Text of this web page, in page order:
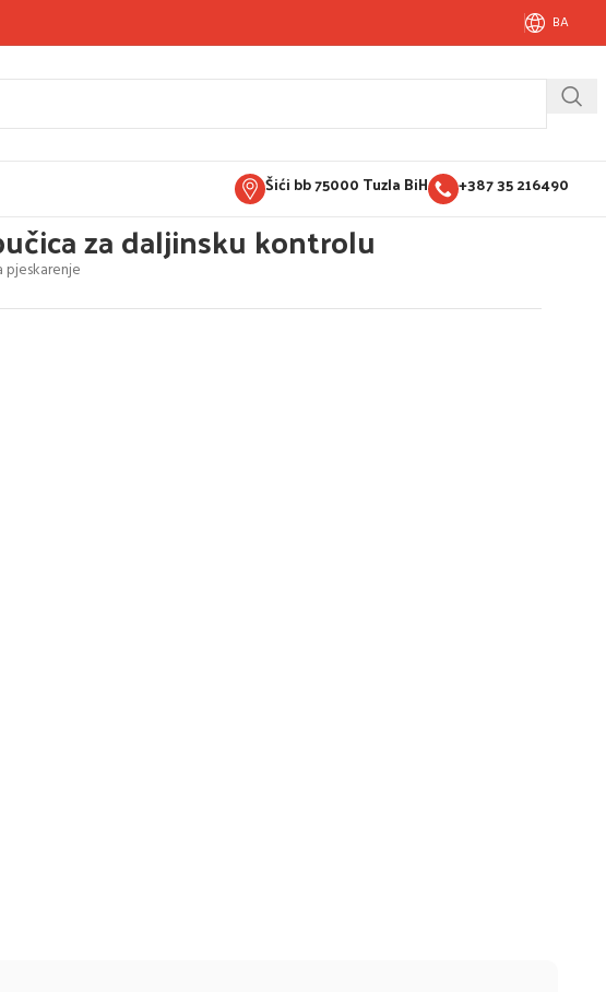
BA
Šići bb 75000 Tuzla BiH +387 35 216490
za daljinsku kontrolu
pjeskarenje